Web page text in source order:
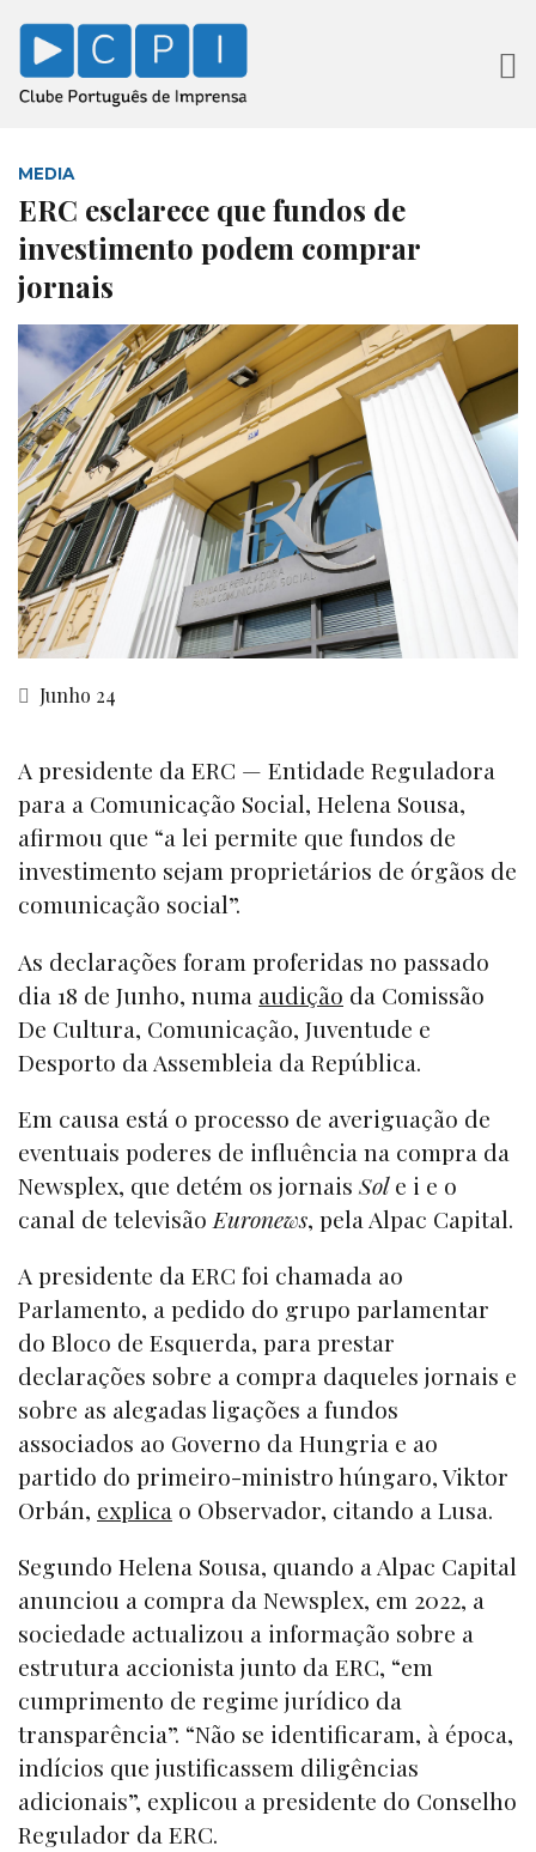
MEDIA
ERC esclarece que fundos de
investimento podem comprar
jornais
Junho 24
A presidente da ERC — Entidade Reguladora
para a Comunicação Social, Helena Sousa,
afirmou que “a lei permite que fundos de
investimento sejam proprietários de órgãos de
comunicação social”.
As declarações foram proferidas no passado
dia 18 de Junho, numa audição da Comissão
De Cultura, Comunicação, Juventude e
Desporto da Assembleia da República.
Em causa está o processo de averiguação de
eventuais poderes de influência na compra da
Newsplex, que detém os jornais Sole i e o
canal de televisão Euronews, pela Alpac Capital.
A presidente da ERC foi chamada ao
Parlamento, a pedido do grupo parlamentar
do Bloco de Esquerda, para prestar
declarações sobre a compra daqueles jornais e
sobre as alegadas ligações a fundos
associados ao Governo da Hungria e ao
partido do primeiro-ministro húngaro, Viktor
Orbán, explica o Observador, citando a Lusa.
Segundo Helena Sousa, quando a Alpac Capital
anunciou a compra da Newsplex, em 2022, a
sociedade actualizou a informação sobre a
estrutura accionista junto da ERC, “em
cumprimento de regime jurídico da
transparência”. “Não se identificaram, à época,
indícios que justificassem diligências
adicionais”, explicou a presidente do Conselho
Regulador da ERC.